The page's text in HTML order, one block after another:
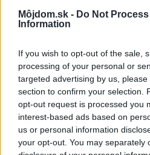
Môjdom.sk - Do Not
Information
If you wish to opt-out of the sale,
processing of your personal or
targeted advertising by us,
section to confirm your selection.
opt-out request is processed you
interest-based ads based on
us or personal information
your opt-out. You may separately
Pozrite si viac